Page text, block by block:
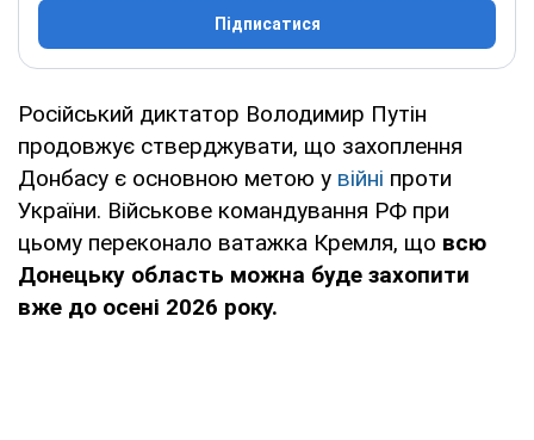
Підписатися
Російський диктатор Володимир Путін
продовжує стверджувати, що захоплення
Донбасу є основною метою у війні проти
України. Військове командування РФ при
цьому переконало ватажка Кремля, що всю
Донецьку область можна буде захопити
вже до осені 2026 року.